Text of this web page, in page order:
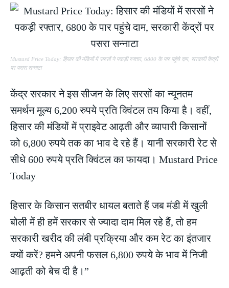
Mustard Price Today: हिसार की मंडियों में सरसों ने पकड़ी रफ्तार, 6800 के पार पहुंचे दाम, सरकारी केंद्रों
पर पसरा सन्नाटा
केंद्र सरकार ने इस सीजन के लिए सरसों का न्यूनतम
समर्थन मूल्य 6,200 रुपये प्रति क्विंटल तय किया है। वहीं,
हिसार की मंडियों में प्राइवेट आढ़ती और व्यापारी किसानों
को 6,800 रुपये तक का भाव दे रहे हैं। यानी सरकारी रेट से
सीधे 600 रुपये प्रति क्विंटल का फायदा। Mustard Price
Today
हिसार के किसान सतबीर धायल बताते हैं जब मंडी में खुली
बोली में ही हमें सरकार से ज्यादा दाम मिल रहे हैं, तो हम
सरकारी खरीद की लंबी प्रक्रिया और कम रेट का इंतजार
क्यों करें? हमने अपनी फसल 6,800 रुपये के भाव में निजी
आढ़ती को बेच दी है।”